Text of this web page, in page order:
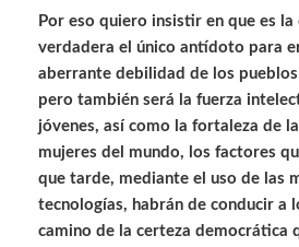
Por eso quiero insistir en que es la
verdadera el único antídoto para
aberrante debilidad de los
pero también será la fuerza
jóvenes, así como la fortaleza de
mujeres del mundo, los factores
que tarde, mediante el uso de las
tecnologías, habrán de conducir a
camino de la certeza democrática